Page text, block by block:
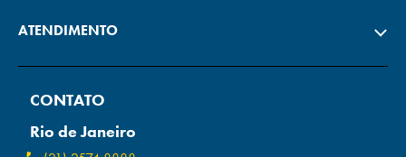
ATENDIMENTO
CONTATO
Rio de Janeiro